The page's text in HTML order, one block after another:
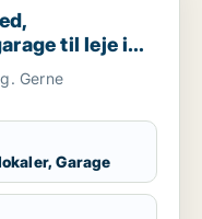
til leje i
Tune
Garage